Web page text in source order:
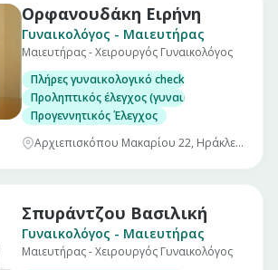
Ορφανουδάκη Ειρήνη
Γυναικολόγος - Μαιευτήρας
Μαιευτήρας - Χειρουργός Γυναικολόγος
Πλήρες γυναικολογικό check up (επίσκεψη)
Προληπτικός έλεγχος (γυναικολογικός
Προγεννητικός Έλεγχος
Αρχιεπισκόπου Μακαρίου 22, Ηράκλειο
Σπυράντζου Βασιλική
Γυναικολόγος - Μαιευτήρας
Μαιευτήρας - Χειρουργός Γυναικολόγος